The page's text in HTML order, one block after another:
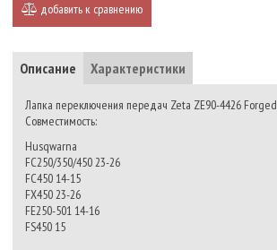
добавить к сравнению
Описание Характеристики
Лапка переключения передач Zeta ZE90-4426 Forged
Совместимость:
Husqwarna
FC250/350/450 23-26
FC450 14-15
FX450 23-26
FE250-501 14-16
FS450 15